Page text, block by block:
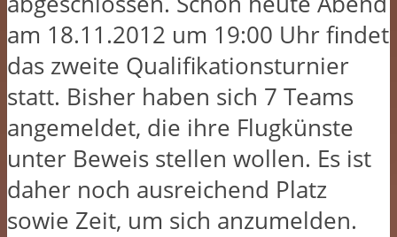
am 18.11.2012 um 19:00 Uhr findet
das zweite Qualifikationsturnier
statt. Bisher haben sich 7 Teams
angemeldet, die ihre Flugkünste
unter Beweis stellen wollen. Es ist
daher noch ausreichend Platz
sowie Zeit, um sich anzumelden.